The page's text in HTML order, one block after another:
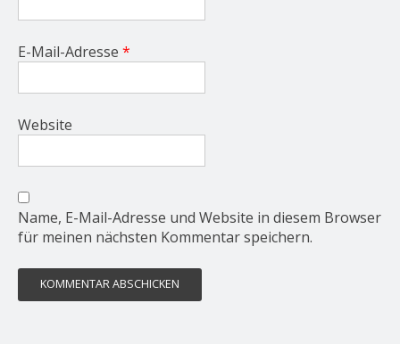
E-Mail-Adresse *
Website
Name, E-Mail-Adresse und Website in diesem Browser
für meinen nächsten Kommentar speichern.